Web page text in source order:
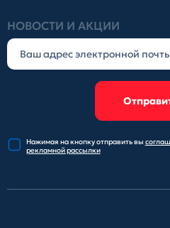
НОВОСТИ И АКЦИИ
Нажимая на кнопку отправитьвы
рекламной рассылки